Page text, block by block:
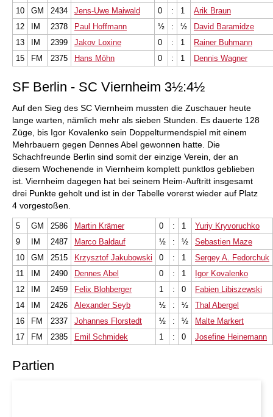
10
GM 2434 Jens-Uwe Maiwald 0 : 1
Arik Braun
12
IM 2378 Paul Hoffmann ½ : ½
David Baramidze
13
IM 2399 Jakov Loxine 0 : 1
Rainer Buhmann
15
FM 2375 Hans Möhn 0 : 1 Dennis Wagner
SF Berlin - SC Viernheim 3½:4½
Auf den Sieg des SC Viernheim mussten die Zuschauer heute
lange warten, nämlich mehr als sieben Stunden. Es dauerte 128
Züge, bis Igor Kovalenko sein Doppelturmendspiel mit einem
Mehrbauern gegen Dennes Abel gewonnen hatte. Die
Schachfreunde Berlin sind somit der einzige Verein, der an
diesem Wochenende in Viernheim komplett punktlos geblieben
ist. Viernheim dagegen hat bei seinem Heim-Auftritt insgesamt
drei Punkte geholt und ist in der Tabelle vorerst wieder auf Platz
4 vorgestoßen.
5 GM 2586 Martin Krämer 0 : 1
Yuriy Kryvoruchko
9
IM 2487 Marco Baldauf ½ : ½
Sebastien Maze
10
GM 2515 Krzysztof Jakubowski 0 : 1
Sergey A. Fedorchuk
11
IM 2490 Dennes Abel 0 : 1
Igor Kovalenko
12
IM 2459 Felix Blohberger 1 : 0
Fabien Libiszewski
14
IM 2426 Alexander Seyb ½ : ½
Thal Abergel
16
FM 2337 Johannes Florstedt ½ : ½
Malte Markert
17
FM 2385 Emil Schmidek 1 : 0 Josefine Heinemann
Partien